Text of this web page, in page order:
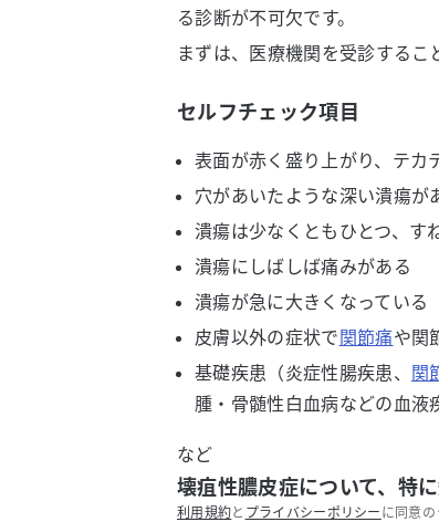
る診断が不可欠です。
まずは、医療機関を受診するこ
セルフチェック項目
表面が赤く盛り上がり、テカ
穴があいたような深い潰瘍が
潰瘍は少なくともひとつ、す
潰瘍にしばしば痛みがある
潰瘍が急に大きくなっている
皮膚以外の症状で 関節痛や関
基礎疾患（炎症性腸疾患、
関
腫・骨髄性白血病などの血液
など
壊疽性膿皮症について、特
利用規約と プライバシーポリシー に同意